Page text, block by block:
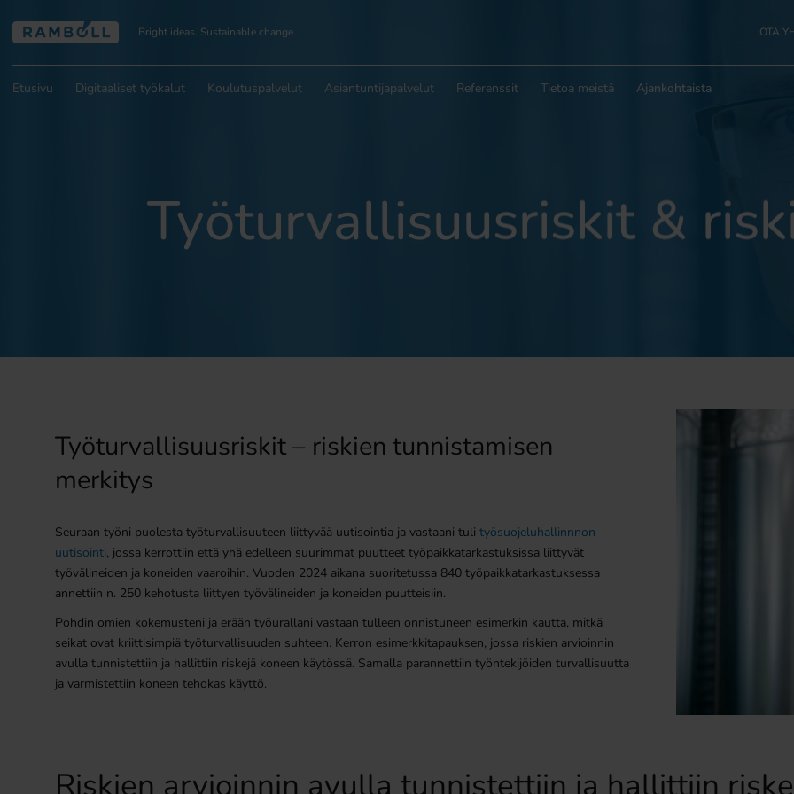
Bright ideas. Sustainable change. OTA
Etusivu Digitaaliset työkalut Koulutuspalvelut Asiantuntijapalvelut Referenssit Tietoa meistä Ajankohtaista
Työturvallisuusriskit &
Työturvallisuusriskit – riskien tunnistamisen
merkitys
Seuraan työni puolesta työturvallisuuteen liittyvää uutisointia ja vastaani tulityösuojeluhallinnnon
uutisointi, jossa kerrottiin että yhä edelleen suurimmat puutteet työpaikkatarkastuksissa liittyvät
työvälineiden ja koneiden vaaroihin. Vuoden 2024 aikana suoritetussa 840 työpaikkatarkastuksessa
annettiin n. 250 kehotusta liittyen työvälineiden ja koneiden puutteisiin.
Pohdin omien kokemusteni ja erään työurallani vastaan tulleen onnistuneen esimerkin kautta, mitkä
seikat ovat kriittisimpiä työturvallisuuden suhteen. Kerron esimerkkitapauksen, jossa riskien arvioinnin
avulla tunnistettiin ja hallittiin riskejä koneen käytössä. Samalla parannettiin työntekijöiden turvallisuutta
ja varmistettiin koneen tehokas käyttö.